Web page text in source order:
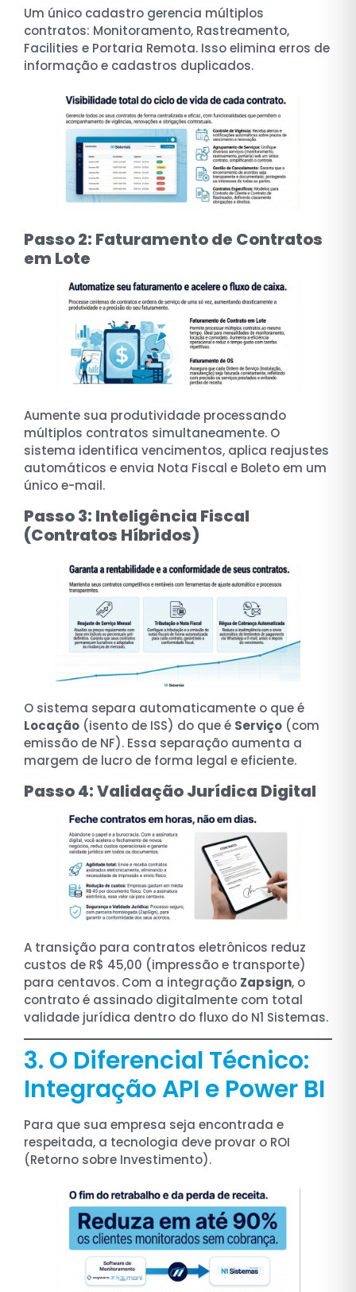
Um único cadastro gerencia múltiplos
contratos: Monitoramento, Rastreamento,
Facilities e Portaria Remota. Isso elimina erros de
informação e cadastros duplicados.
Passo 2: Faturamento de Contratos
em Lote
Aumente sua produtividade processando
múltiplos contratos simultaneamente. O
sistema identifica vencimentos, aplica reajustes
automáticos e envia Nota Fiscal e Boleto em um
único e-mail.
Passo 3: Inteligência Fiscal
(Contratos Híbridos)
O sistema separa automaticamente o que é
Locação (isento de ISS) do que é Serviço (com
emissão de NF). Essa separação aumenta a
margem de lucro de forma legal e eficiente.
Passo 4: Validação Jurídica Digital
A transição para contratos eletrônicos reduz
custos de R$ 45,00 (impressão e transporte)
para centavos. Com a integração Zapsign, o
contrato é assinado digitalmente com total
validade jurídica dentro do fluxo do N1 Sistemas.
3. O Diferencial Técnico:
Integração API e Power BI
Para que sua empresa seja encontrada e
respeitada, a tecnologia deve provar o ROI
(Retorno sobre Investimento).